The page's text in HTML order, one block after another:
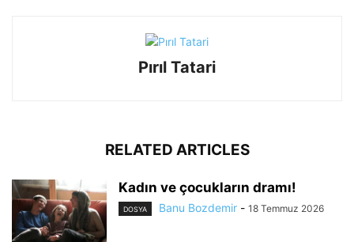
Pırıl Tatari
RELATED ARTICLES
Kadın ve çocukların dramı!
DOSYA Banu Bozdemir - 18 Temmuz 2026